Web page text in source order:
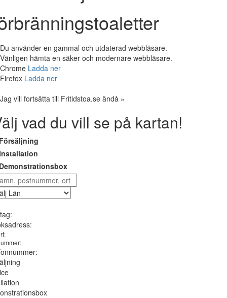
Du använder en gammal och utdaterad webbläsare.
Vänligen hämta en säker och modernare webbläsare.
Chrome Ladda ner
Firefox Ladda ner
Jag vill fortsätta till Fritidstoa.se ändå »
vad du vill se på kartan!